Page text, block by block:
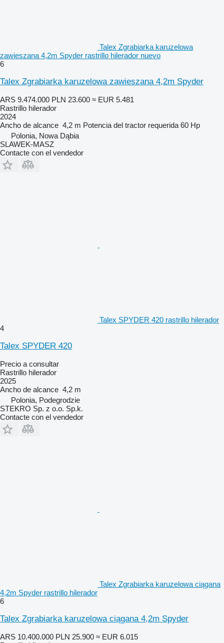
Talex Zgrabiarka karuzelowa
zawieszana 4,2m Spyder rastrillo hilerador nuevo
6
Talex Zgrabiarka karuzelowa zawieszana 4,2m Spyder
ARS 9.474.000 PLN 23.600 ≈ EUR 5.481
Rastrillo hilerador
2024
Ancho de alcance 4,2 m Potencia del tractor requerida 60 Hp
Polonia, Nowa Dąbia
SLAWEK-MASZ
Contacte con el vendedor
Talex SPYDER 420 rastrillo hilerador
4
Talex SPYDER 420
Precio a consultar
Rastrillo hilerador
2025
Ancho de alcance 4,2 m
Polonia, Podegrodzie
STEKRO Sp. z o.o. Sp.k.
Contacte con el vendedor
Talex Zgrabiarka karuzelowa ciągana
4,2m Spyder rastrillo hilerador
6
Talex Zgrabiarka karuzelowa ciągana 4,2m Spyder
ARS 10.400.000 PLN 25.900 ≈ EUR 6.015